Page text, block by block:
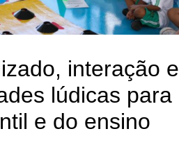
interação e
lúdicas para
e do ensino